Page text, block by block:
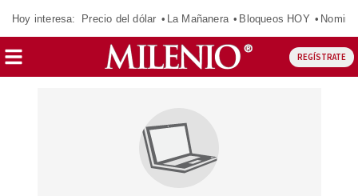
Hoy interesa: Precio del dólar La Mañanera Bloqueos HOY
REGÍSTRATE